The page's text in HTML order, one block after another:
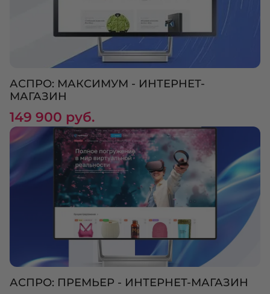
АСПРО: МАКСИМУМ - ИНТЕРНЕТ-
МАГАЗИН
149 900 руб.
АСПРО: ПРЕМЬЕР - ИНТЕРНЕТ-МАГАЗИН